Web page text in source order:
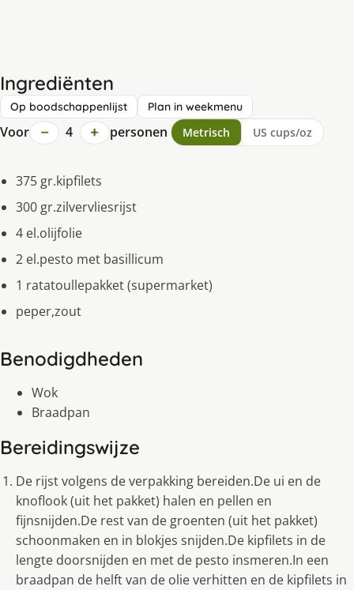
Ingrediënten
Op boodschappenlijst Plan in weekmenu
Voor − 4 + personen Metrisch US cups/oz
375 gr.kipfilets
300 gr.zilvervliesrijst
4 el.olijfolie
2 el.pesto met basillicum
1 ratatoullepakket (supermarket)
peper,zout
Benodigdheden
Wok
Braadpan
Bereidingswijze
De rijst volgens de verpakking bereiden.De ui en de
knoflook (uit het pakket) halen en pellen en
fijnsnijden.De rest van de groenten (uit het pakket)
schoonmaken en in blokjes snijden.De kipfilets in de
lengte doorsnijden en met de pesto insmeren.In een
braadpan de helft van de olie verhitten en de kipfilets in